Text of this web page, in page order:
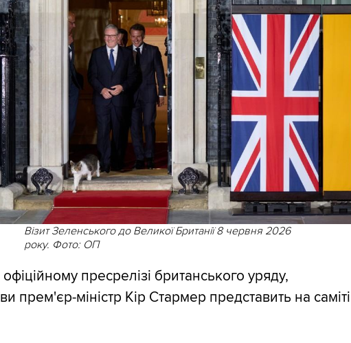
Візит Зеленського до Великої Британії 8 червня 2026
року. Фото: ОП
пресрелізі британського уряду,
прем'єр-міністр Кір Стармер представить на саміті